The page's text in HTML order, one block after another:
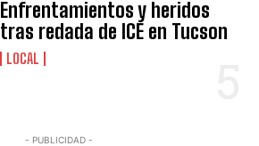
Enfrentamientos y heridos
tras redada de ICE en Tucson
LOCAL
- PUBLICIDAD -